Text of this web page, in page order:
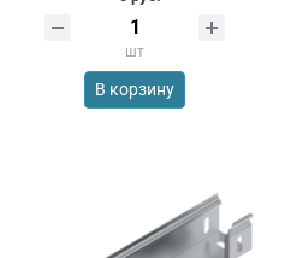
шт
В корзину